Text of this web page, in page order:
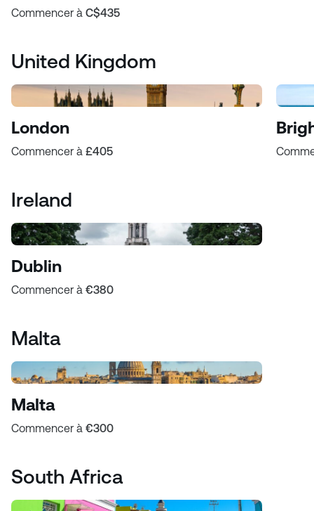
Commencer à C$435
United Kingdom
London
Commencer à £405
Ireland
Dublin
Commencer à €380
Malta
Malta
Commencer à €300
South Africa